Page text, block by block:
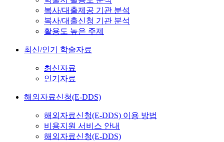
복사/대출제공 기관 분석
복사/대출신청 기관 분석
활용도 높은 주제
최신/인기 학술자료
최신자료
인기자료
해외자료신청(E-DDS)
해외자료신청(E-DDS) 이용 방법
비용지원 서비스 안내
해외자료신청(E-DDS)